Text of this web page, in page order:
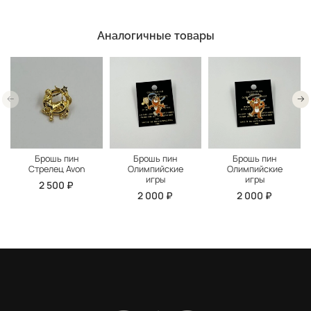
Аналогичные товары
Брошь пин
Стрелец Avon
2 500 ₽
Брошь пин
Олимпийские
игры
2 000 ₽
Брошь пин
Олимпийские
игры
2 000 ₽